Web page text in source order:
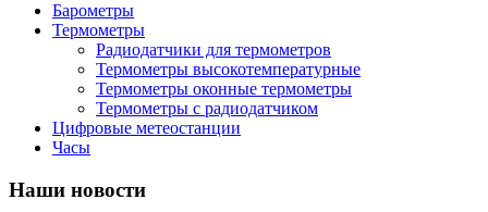
Барометры
Термометры
Радиодатчики для термометров
Термометры высокотемпературные
Термометры оконные термометры
Термометры с радиодатчиком
Цифровые метеостанции
Часы
Наши новости